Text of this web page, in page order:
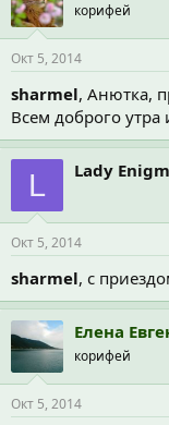
корифей
Окт 5, 2014
sharmel, Анютка,
Всем доброго
L Lady
Окт 5, 2014
sharmel, с
Елена
корифей
Окт 5, 2014